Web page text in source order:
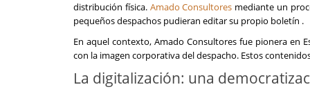
distribución física. Amado Consultores mediante un
pequeños despachos pudieran editar su propio boletín .
En aquel contexto, Amado Consultores fue pionera en
con la imagen corporativa del despacho. Estos
La digitalización: una